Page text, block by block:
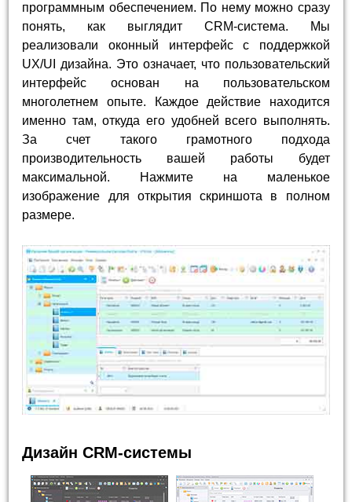
программным обеспечением. По нему можно сразу
понять, как выглядит CRM-система. Мы
реализовали оконный интерфейс с поддержкой
UX/UI дизайна. Это означает, что пользовательский
интерфейс основан на пользовательском
многолетнем опыте. Каждое действие находится
именно там, откуда его удобней всего выполнять.
За счет такого грамотного подхода
производительность вашей работы будет
максимальной. Нажмите на маленькое
изображение для открытия скриншота в полном
размере.
Дизайн CRM-системы